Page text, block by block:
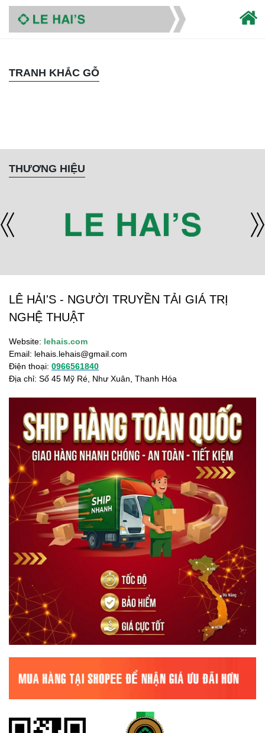
TRANH KHẮC GỖ
THƯƠNG HIỆU
LÊ HẢI'S - NGƯỜI TRUYỀN TẢI GIÁ TRỊ
NGHỆ THUẬT
Website: lehais.com
Email: lehais.lehais@gmail.com
Điện thoại: 0966561840
Địa chỉ: Số 45 Mỹ Ré, Như Xuân, Thanh Hóa